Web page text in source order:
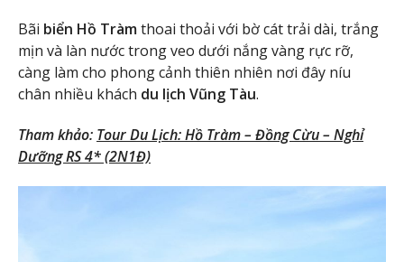
Bãi biển Hồ Tràmthoai thoải với bờ cát trải dài, trắng
mịn và làn nước trong veo dưới nắng vàng rực rỡ,
càng làm cho phong cảnh thiên nhiên nơi đây níu
chân nhiều khách du lịch Vũng Tàu.
Tham khảo: Tour Du Lịch: Hồ Tràm – Đồng Cừu – Nghỉ
Dưỡng RS 4* (2N1Đ)